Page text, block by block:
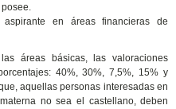
en áreas financieras de
áreas básicas, las valoraciones
40%, 30%, 7,5%, 15% y
aquellas personas interesadas en
no sea el castellano, deben